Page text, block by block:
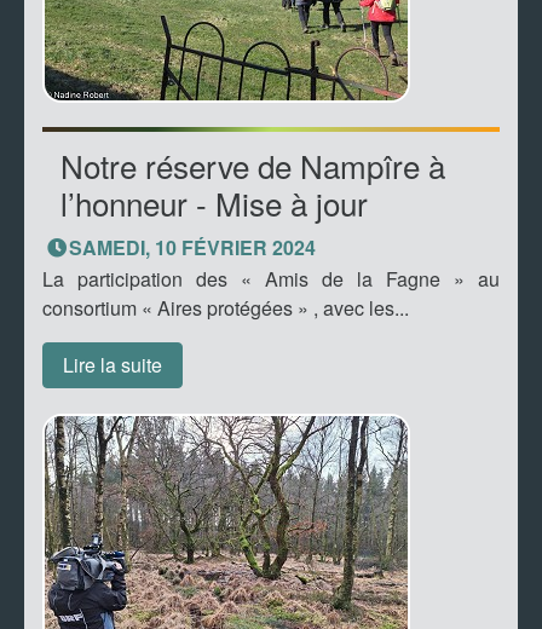
Notre réserve de Nampîre à
l’honneur - Mise à jour
SAMEDI, 10 FÉVRIER 2024
La participation des « Amis de la Fagne » au
consortium « Aires protégées » , avec les...
Lire la suite